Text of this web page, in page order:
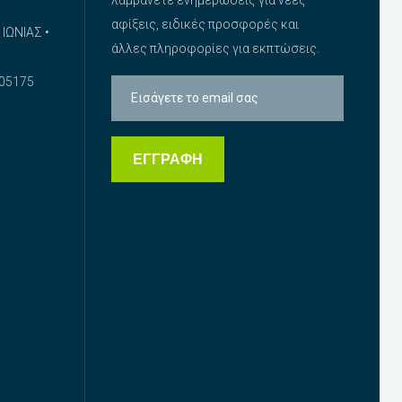
•
αφίξεις, ειδικές προσφορές και
άλλες πληροφορίες για εκπτώσεις.